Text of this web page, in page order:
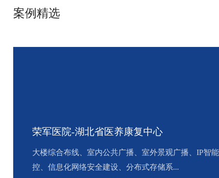
案例精选
荣军医院-湖北省医养康复中心
大楼综合布线、室内公共广播、室外景观广播、IP智
控、信息化网络安全建设、分布式存储系...